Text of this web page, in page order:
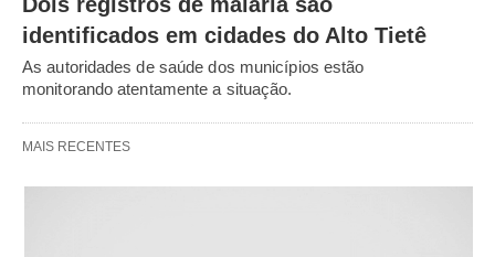
identificados em cidades do Alto Tietê
As autoridades de saúde dos municípios estão
monitorando atentamente a situação.
MAIS RECENTES